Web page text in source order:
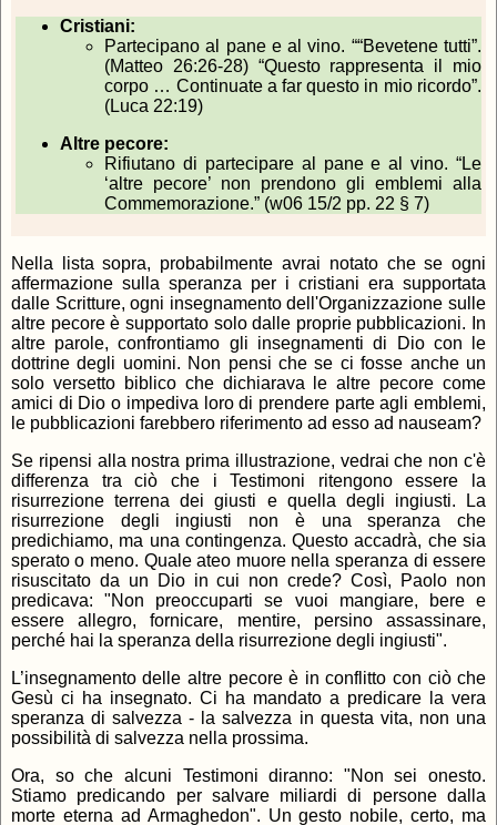
Cristiani:
Partecipano al pane e al vino. ““Bevetene tutti”.
(Matteo 26:26-28) “Questo rappresenta il mio
corpo … Continuate a far questo in mio ricordo”.
(Luca 22:19)
Altre pecore:
Rifiutano di partecipare al pane e al vino. “Le
‘altre pecore’ non prendono gli emblemi alla
Commemorazione.” (w06 15/2 pp. 22 § 7)
Nella lista sopra, probabilmente avrai notato che se ogni
affermazione sulla speranza per i cristiani era supportata
dalle Scritture, ogni insegnamento dell'Organizzazione sulle
altre pecore è supportato solo dalle proprie pubblicazioni. In
altre parole, confrontiamo gli insegnamenti di Dio con le
dottrine degli uomini. Non pensi che se ci fosse anche un
solo versetto biblico che dichiarava le altre pecore come
amici di Dio o impediva loro di prendere parte agli emblemi,
le pubblicazioni farebbero riferimento ad esso ad nauseam?
Se ripensi alla nostra prima illustrazione, vedrai che non c'è
differenza tra ciò che i Testimoni ritengono essere la
risurrezione terrena dei giusti e quella degli ingiusti. La
risurrezione degli ingiusti non è una speranza che
predichiamo, ma una contingenza. Questo accadrà, che sia
sperato o meno. Quale ateo muore nella speranza di essere
risuscitato da un Dio in cui non crede? Così, Paolo non
predicava: "Non preoccuparti se vuoi mangiare, bere e
essere allegro, fornicare, mentire, persino assassinare,
perché hai la speranza della risurrezione degli ingiusti".
L’insegnamento delle altre pecore è in conflitto con ciò che
Gesù ci ha insegnato. Ci ha mandato a predicare la vera
speranza di salvezza - la salvezza in questa vita, non una
possibilità di salvezza nella prossima.
Ora, so che alcuni Testimoni diranno: "Non sei onesto.
Stiamo predicando per salvare miliardi di persone dalla
morte eterna ad Armaghedon". Un gesto nobile, certo, ma